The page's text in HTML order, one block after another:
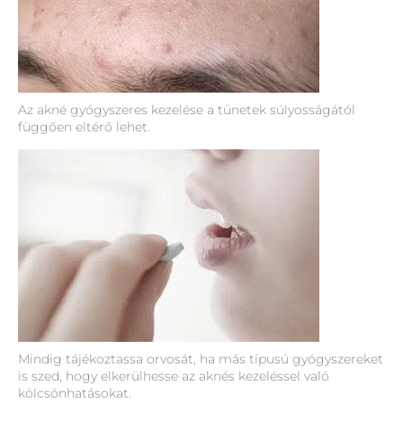
Az akné gyógyszeres kezelése a tünetek súlyosságától
függően eltérő lehet.
Mindig tájékoztassa orvosát, ha más típusú gyógyszereket
is szed, hogy elkerülhesse az aknés kezeléssel való
kölcsönhatásokat.